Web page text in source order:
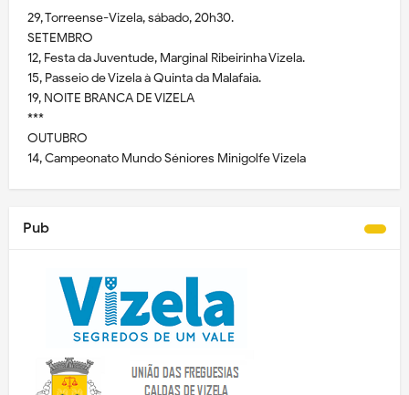
29, Torreense-Vizela, sábado, 20h30.
SETEMBRO
12, Festa da Juventude, Marginal Ribeirinha Vizela.
15, Passeio de Vizela à Quinta da Malafaia.
19, NOITE BRANCA DE VIZELA
***
OUTUBRO
14, Campeonato Mundo Séniores Minigolfe Vizela
Pub